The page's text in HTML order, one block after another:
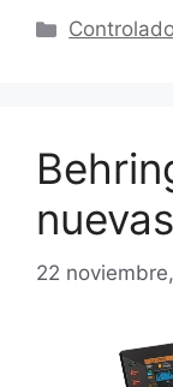
Categorías
22